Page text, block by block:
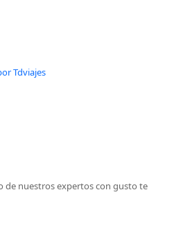
Tdviajes
de nuestros expertos con gusto te